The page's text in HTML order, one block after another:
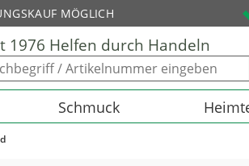
MÖGLICH
1976 Helfen durch Handeln
Schmuck